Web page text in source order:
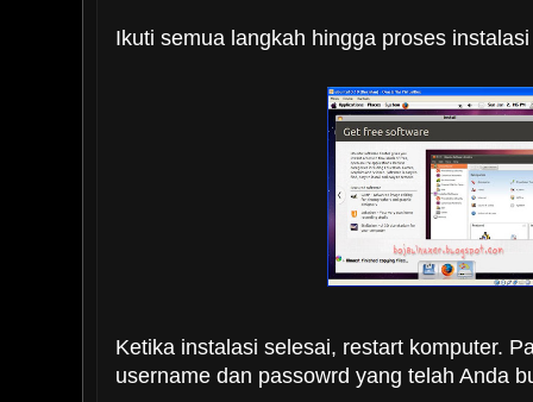
Ikuti semua langkah hingga proses
Ketika instalasi selesai, restart komputer.
username dan passowrd yang telah Anda